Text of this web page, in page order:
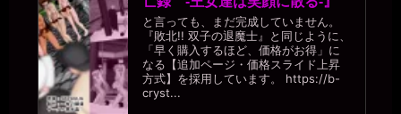
と言っても、まだ完成していません。
『敗北!! 双子の退魔士』と同じように、
「早く購入するほど、価格がお得」に
なる【追加ページ・価格スライド上昇
方式】を採用しています。 https://b-
cryst...
あっ、そうか（・∀・）ﾆﾔﾆﾔ
miiki0119
2026年7月18日 - 21:57
うう。。オナニーできないし。。無意識にマンコを擦りつけたりし
ないように。。椅子には座らないで。。脚開いてしゃがんでPC打っ
てます。。